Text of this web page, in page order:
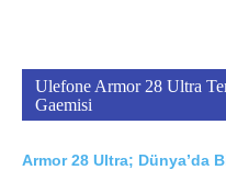
Ulefone Armor 28 Ultra
Gaemisi
Armor 28 Ultra; Dünya’da